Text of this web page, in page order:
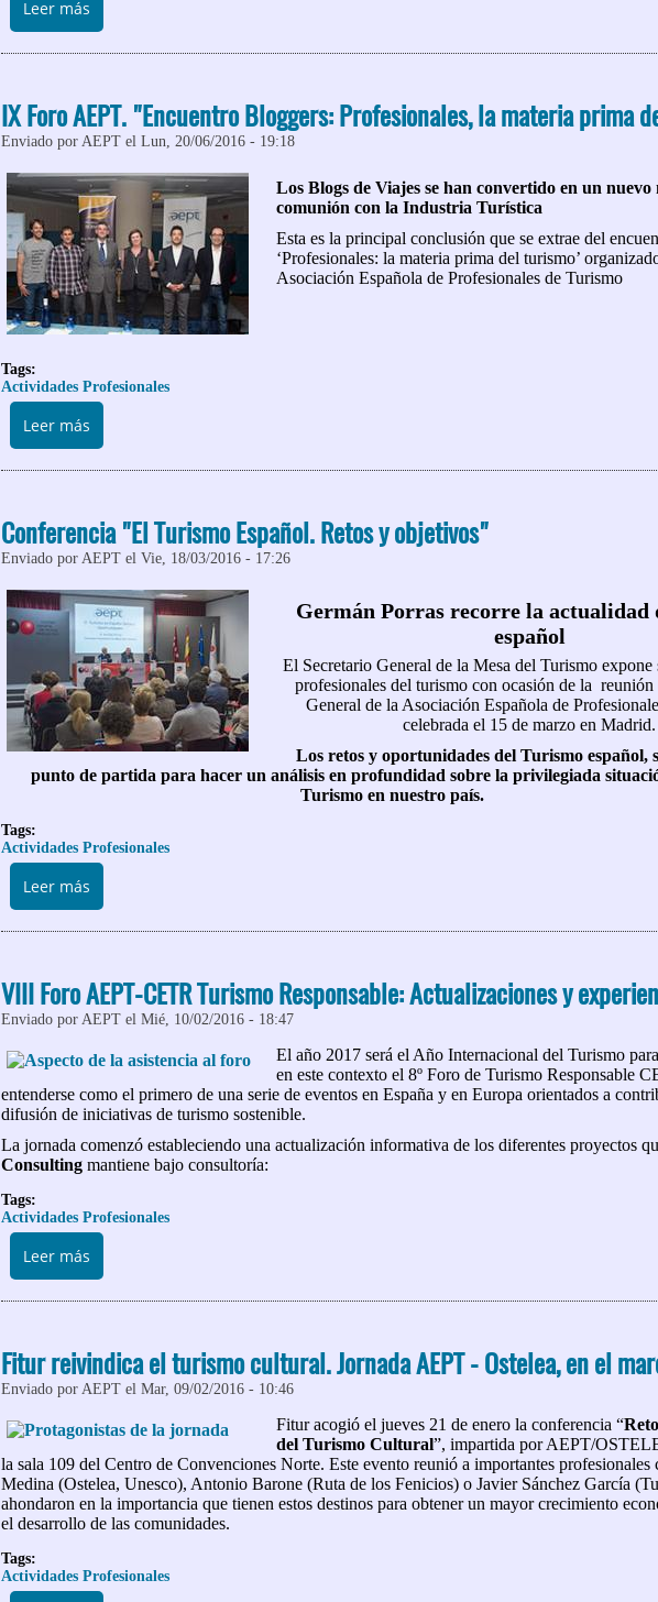
Leer más
IX Foro AEPT. "Encuentro Bloggers: Profesionales, la materia prima
Enviado por AEPT el Lun, 20/06/2016 - 19:18
Los Blogs de Viajes se han convertido en un nuevo
comunión con la Industria Turística
Esta es la principal conclusión que se extrae del
‘Profesionales: la materia prima del turismo’
Asociación Española de Profesionales de Turismo
Tags:
Actividades Profesionales
Leer más
Conferencia "El Turismo Español. Retos y objetivos"
Enviado por AEPT el Vie, 18/03/2016 - 17:26
Germán Porras recorre la actualidad
español
El Secretario General de la Mesa del Turismo
profesionales del turismo con ocasión de la reunión
General de la Asociación Española de
celebrada el 15 de marzo en Madrid.
Los retos y oportunidades del Turismo español,
punto de partida para hacer un análisis en profundidad sobre la privilegiada
Turismo en nuestro país.
Tags:
Actividades Profesionales
Leer más
VIII Foro AEPT-CETR Turismo Responsable: Actualizaciones y
Enviado por AEPT el Mié, 10/02/2016 - 18:47
El año 2017 será el Año Internacional del Turismo
en este contexto el 8º Foro de Turismo Responsable
entenderse como el primero de una serie de eventos en España y en Europa orientados a
difusión de iniciativas de turismo sostenible.
La jornada comenzó estableciendo una actualización informativa de los diferentes proyectos
Consulting mantiene bajo consultoría:
Tags:
Actividades Profesionales
Leer más
Fitur reivindica el turismo cultural. Jornada AEPT - Ostelea, en el
Enviado por AEPT el Mar, 09/02/2016 - 10:46
Fitur acogió el jueves 21 de enero la conferencia “
del Turismo Cultural”, impartida por AEPT/
la sala 109 del Centro de Convenciones Norte. Este evento reunió a importantes
Medina (Ostelea, Unesco), Antonio Barone (Ruta de los Fenicios) o Javier Sánchez García
ahondaron en la importancia que tienen estos destinos para obtener un mayor crecimiento
el desarrollo de las comunidades.
Tags:
Actividades Profesionales